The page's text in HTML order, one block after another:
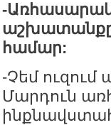
-Առհասարակ
աշխատանքը
համար:
-Չեմ
Մարդուն